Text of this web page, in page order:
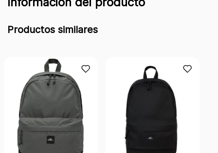
Productos similares